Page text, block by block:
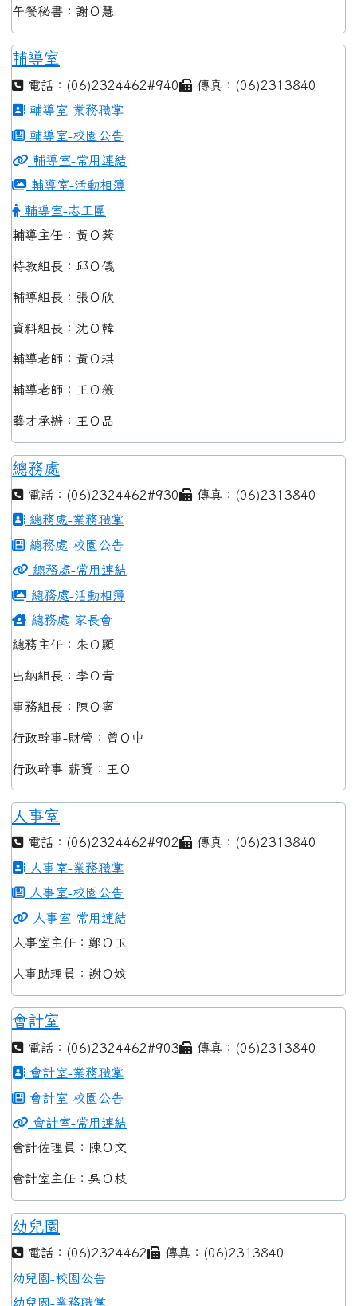
午餐秘書：謝Ｏ慧
輔導室
電話：(06)2324462#940
傳真：(06)2313840
輔導室-業務職掌
輔導室-校園公告
輔導室-常用連結
輔導室-活動相簿
輔導室-志工團
輔導主任：黃Ｏ棻
特教組長：邱Ｏ儀
輔導組長：張Ｏ欣
資料組長：沈Ｏ韓
輔導老師：黃Ｏ琪
輔導老師：王Ｏ薇
藝才承辦：王Ｏ品
總務處
電話：(06)2324462#930
傳真：(06)2313840
總務處-業務職掌
總務處-校園公告
總務處-常用連結
總務處-活動相簿
總務處-家長會
總務主任：朱Ｏ顯
出納組長：李Ｏ青
事務組長：陳Ｏ寧
行政幹事-財管：曾Ｏ中
行政幹事-薪資：王Ｏ
人事室
電話：(06)2324462#902
傳真：(06)2313840
人事室-業務職掌
人事室-校園公告
人事室-常用連結
人事室主任：鄭Ｏ玉
人事助理員：謝Ｏ妏
會計室
電話：(06)2324462#903
傳真：(06)2313840
會計室-業務職掌
會計室-校園公告
會計室-常用連結
會計佐理員：陳Ｏ文
會計室主任：吳Ｏ枝
幼兒園
電話：(06)2324462
傳真：(06)2313840
幼兒園-校園公告
幼兒園-業務職掌